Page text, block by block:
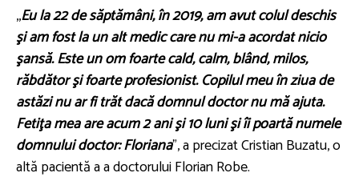
,,Eu la 22 de săptămâni, în 2019, am avut colul deschis
şi am fost la un alt medic care nu mi-a acordat nicio
şansă. Este un om foarte cald, calm, blând, milos,
răbdător şi foarte profesionist. Copilul meu în ziua de
astăzi nu ar fi trăt dacă domnul doctor nu mă ajuta.
Fetiţa mea are acum 2 ani şi 10 luni şi îi poartă numele
domnului doctor: Floriana", a precizat Cristian Buzatu, o
altă pacientă a a doctorului Florian Robe.